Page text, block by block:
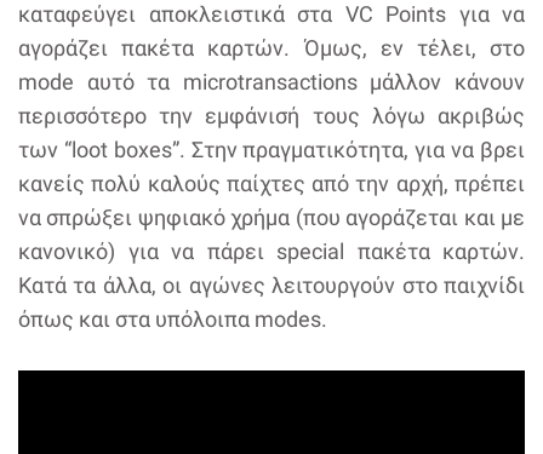
καταφεύγει αποκλειστικά στα VC Points για να
αγοράζει πακέτα καρτών. Όμως, εν τέλει, στο
mode αυτό τα microtransactions μάλλον κάνουν
περισσότερο την εμφάνισή τους λόγω ακριβώς
των “loot boxes”. Στην πραγματικότητα, για να βρει
κανείς πολύ καλούς παίχτες από την αρχή, πρέπει
να σπρώξει ψηφιακό χρήμα (που αγοράζεται και με
κανονικό) για να πάρει special πακέτα καρτών.
Κατά τα άλλα, οι αγώνες λειτουργούν στο παιχνίδι
όπως και στα υπόλοιπα modes.